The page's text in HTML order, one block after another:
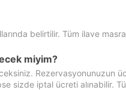
belirtilir. Tüm ilave
miyim?
Rezervasyonunuzun
sizde iptal ücreti alınabilir.